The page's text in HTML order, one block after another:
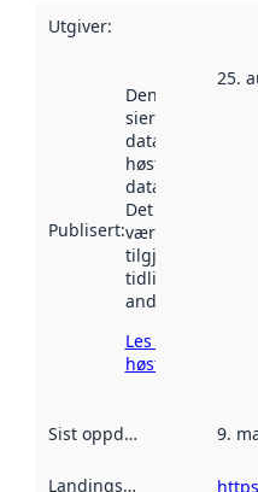
Utgiver:
Publisert:
Denne datoen
sier når
datasettet ble
høstet av
data.norge.no.
Det kan ha
vært
tilgjengelig
tidligere
andre steder.
Les mer om
høsting her
25.
Sist oppdatert 9.
Landingsside